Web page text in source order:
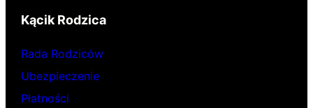
Kącik Rodzica
Rada Rodziców
Ubezpieczenie
Płatności